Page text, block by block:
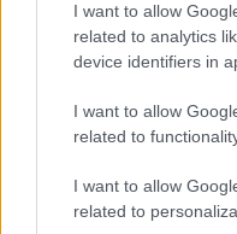
I want to allow
related to analytics
device identifiers in
I want to allow
related to
I want to allow
related to
hosszúkásak vagy
hegyes, színük felül
a fiatal levelek
nagyok, kellemes
gyakran bíborpirossal
lejtők és napfényes
A virágzási ideje